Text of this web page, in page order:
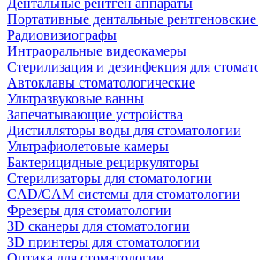
Дентальные рентген аппараты
Портативные дентальные
Радиовизиографы
Интраоральные видеокамеры
Стерилизация и дезинфекция для
Автоклавы стоматологические
Ультразвуковые ванны
Запечатывающие устройства
Дистилляторы воды для стоматологии
Ультрафиолетовые камеры
Бактерицидные рециркуляторы
Стерилизаторы для стоматологии
CAD/CAM системы для стоматологии
Фрезеры для стоматологии
3D cканеры для стоматологии
3D принтеры для стоматологии